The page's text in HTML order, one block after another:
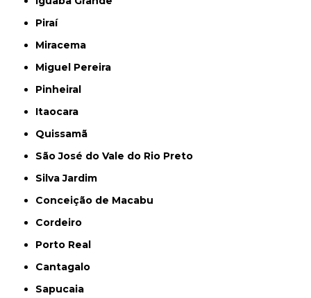
Piraí
Miracema
Miguel Pereira
Pinheiral
Itaocara
Quissamã
São José do Vale do Rio Preto
Silva Jardim
Conceição de Macabu
Cordeiro
Porto Real
Cantagalo
Sapucaia